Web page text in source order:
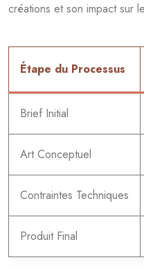
créations et son impact sur
Étape du Processus
Brief Initial
Art Conceptuel
Contraintes Techniques
Produit Final